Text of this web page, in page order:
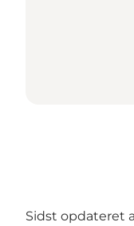
Sidst opdateret